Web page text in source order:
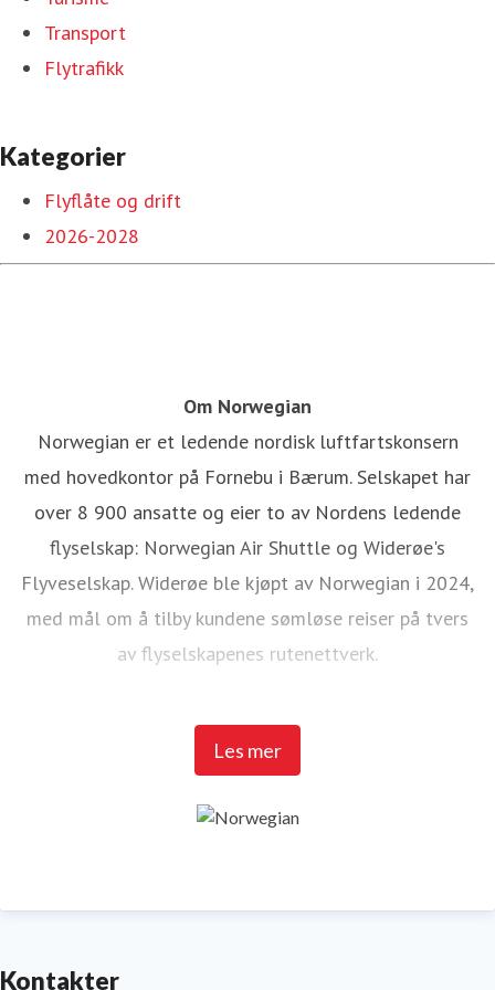
Transport
Flytrafikk
Kategorier
Flyflåte og drift
2026-2028
Om Norwegian
Norwegian er et ledende nordisk luftfartskonsern
med hovedkontor på Fornebu i Bærum. Selskapet har
over 8 900 ansatte og eier to av Nordens ledende
flyselskap: Norwegian Air Shuttle og Widerøe's
Flyveselskap. Widerøe ble kjøpt av Norwegian i 2024,
med mål om å tilby kundene sømløse reiser på tvers
av flyselskapenes rutenettverk.
Norwegian Air Shuttle har rundt 5 200 ansatte og
tilbyr et omfattende rutenett som knytter de nordiske
hadde Norwegian over 23 millioner passasjerer og en
og sammen med Widerøe Ground Handling har
Les mer
Kontakter